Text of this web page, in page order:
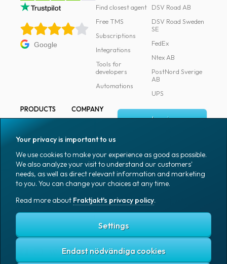
Google
Find closest agent
Free TMS
Subscriptions
Integrations
Tools for
developers
Automations
DSV Road AB
DSV Road Sweden
SE
FedEx
Ntex AB
PostNord Sverige
AB
UPS
PRODUCTS
Marking
Packaging
Packaging
accessories
Office goods
COMPANY
Media
Coworkers
Job & career
News archive
Blog
Log in
Sign up
English (US)
Fraktjakt's privacy policy Terms and conditions
Your privacy is important to us
We use cookies to make your experience as good as possible.
We also analyze your visit to understand our customers'
needs, as well as direct relevant information and marketing
to you. You can change your choices at any time.
Read more about Fraktjakt's privacy policy.
Settings
Endast nödvändiga cookies